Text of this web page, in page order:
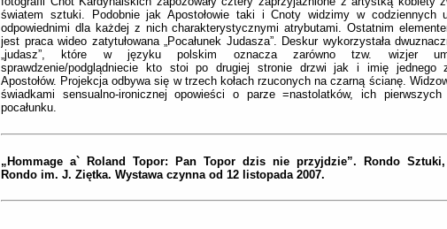
światem sztuki. Podobnie jak Apostołowie taki i Cnoty widzimy w codziennych
odpowiednimi dla każdej z nich charakterystycznymi atrybutami. Ostatnim
jest praca wideo zatytułowana „Pocałunek Judasza”. Deskur wykorzystała
„judasz”, które w języku polskim oznacza zarówno tzw. wizjer
sprawdzenie/podglądniecie kto stoi po drugiej stronie drzwi jak i imię jednego
Apostołów. Projekcja odbywa się w trzech kołach rzuconych na czarną ścianę.
świadkami sensualno-ironicznej opowieści o parze =nastolatków, ich pierwszych
pocałunku.
„Hommage a` Roland Topor: Pan Topor dzis nie przyjdzie”. Rondo Sztuki,
Rondo im. J. Ziętka. Wystawa czynna od 12 listopada 2007.